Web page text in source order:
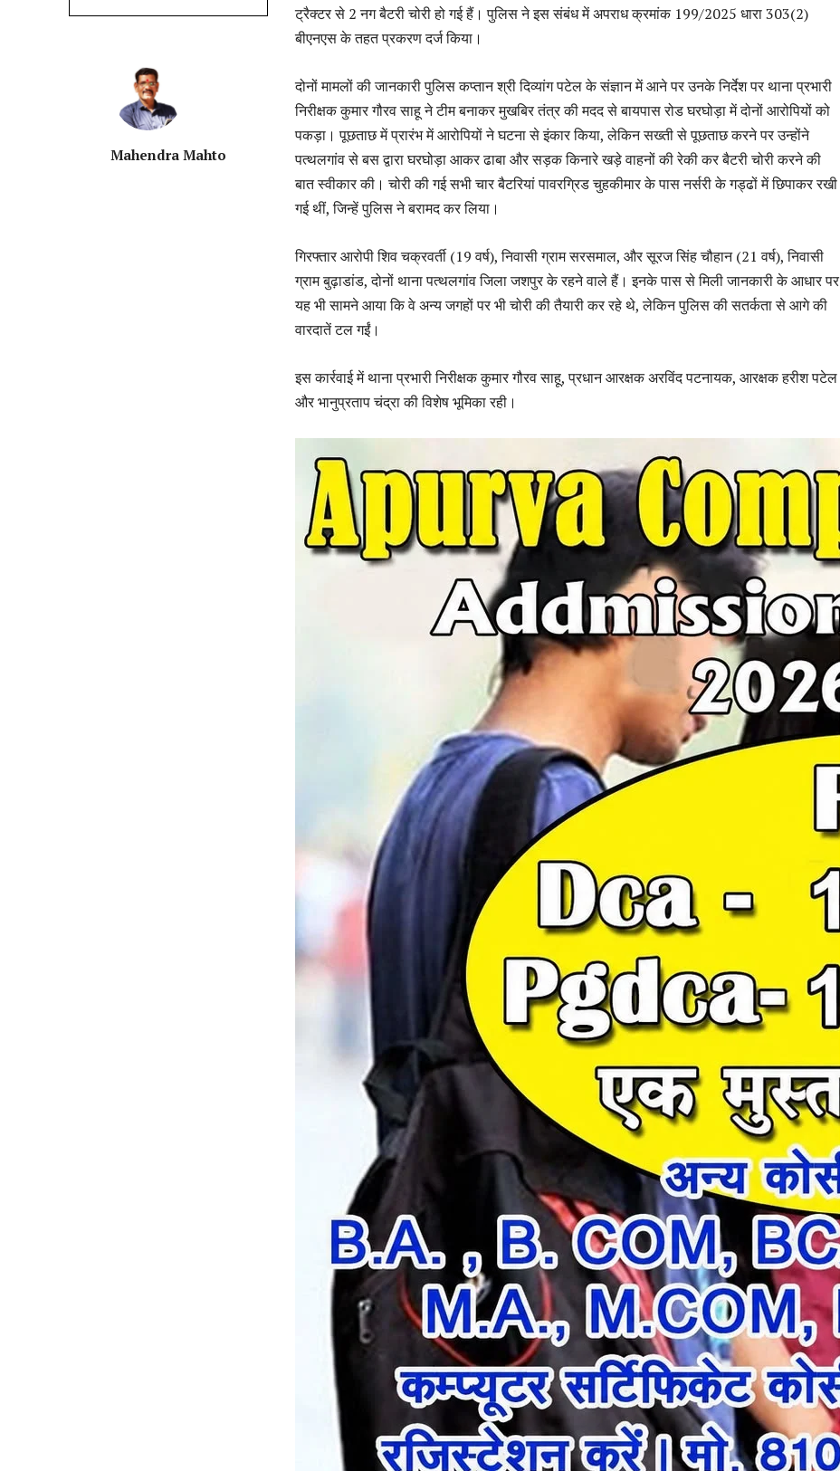
Mahendra Mahto
ट्रैक्टर से 2 नग बैटरी चोरी हो गई हैं। पुलिस ने इस संबंध में अपराध क्रमांक 199/2025 धारा 303(2)
बीएनएस के तहत प्रकरण दर्ज किया।
दोनों मामलों की जानकारी पुलिस कप्तान श्री दिव्यांग पटेल के संज्ञान में आने पर उनके निर्देश पर थाना प्रभारी
निरीक्षक कुमार गौरव साहू ने टीम बनाकर मुखबिर तंत्र की मदद से बायपास रोड घरघोड़ा में दोनों आरोपियों को
पकड़ा। पूछताछ में प्रारंभ में आरोपियों ने घटना से इंकार किया, लेकिन सख्ती से पूछताछ करने पर उन्होंने
पत्थलगांव से बस द्वारा घरघोड़ा आकर ढाबा और सड़क किनारे खड़े वाहनों की रेकी कर बैटरी चोरी करने की
बात स्वीकार की। चोरी की गई सभी चार बैटरियां पावरग्रिड चुहकीमार के पास नर्सरी के गड्ढों में छिपाकर रखी
गई थीं, जिन्हें पुलिस ने बरामद कर लिया।
गिरफ्तार आरोपी शिव चक्रवर्ती (19 वर्ष), निवासी ग्राम सरसमाल, और सूरज सिंह चौहान (21 वर्ष), निवासी
ग्राम बुढ़ाडांड, दोनों थाना पत्थलगांव जिला जशपुर के रहने वाले हैं। इनके पास से मिली जानकारी के आधार पर
यह भी सामने आया कि वे अन्य जगहों पर भी चोरी की तैयारी कर रहे थे, लेकिन पुलिस की सतर्कता से आगे की
वारदातें टल गईं।
इस कार्रवाई में थाना प्रभारी निरीक्षक कुमार गौरव साहू, प्रधान आरक्षक अरविंद पटनायक, आरक्षक हरीश पटेल
और भानुप्रताप चंद्रा की विशेष भूमिका रही।